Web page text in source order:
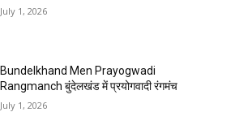
July 1, 2026
Bundelkhand Men Prayogwadi
Rangmanch बुंदेलखंड में प्रयोगवादी रंगमंच
July 1, 2026